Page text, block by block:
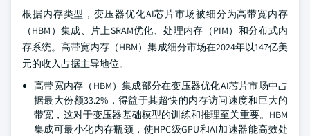
根据内存类型，变压器优化AI芯片市场被细分为高带宽内存
（HBM）集成、片上SRAM优化、处理内存（PIM）和分布式内
存系统。高带宽内存（HBM）集成细分市场在2024年以147亿美
元的收入占据主导地位。
高带宽内存（HBM）集成部分在变压器优化AI芯片市场中占
据最大份额33.2%，得益于其超快的内存访问速度和巨大的
带宽，这对于变压器基础模型的训练和推理至关重要。HBM
集成可最小化内存瓶颈，使HPC级GPU和AI加速器能高效处